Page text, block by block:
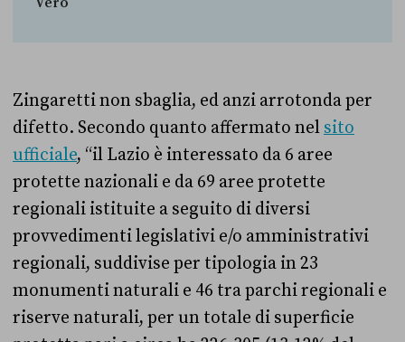
Zingaretti non sbaglia, ed anzi arrotonda per
difetto. Secondo quanto affermato nel sito
ufficiale, “il Lazio è interessato da 6 aree
protette nazionali e da 69 aree protette
regionali istituite a seguito di diversi
provvedimenti legislativi e/o amministrativi
regionali, suddivise per tipologia in 23
monumenti naturali e 46 tra parchi regionali e
riserve naturali, per un totale di superficie